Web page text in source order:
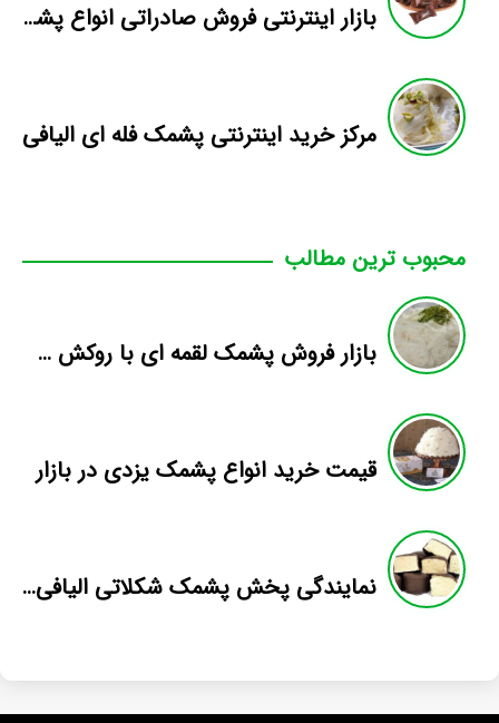
بازار اینترنتی فروش صادراتی انواع پشمک الیافی/شکلاتی
مرکز خرید اینترنتی پشمک فله ای الیافی
محبوب ترین مطالب
بازار فروش پشمک لقمه ای با روکش شیری
قیمت خرید انواع پشمک یزدی در بازار
نمایندگی پخش پشمک شکلاتی الیافی در اصفهان